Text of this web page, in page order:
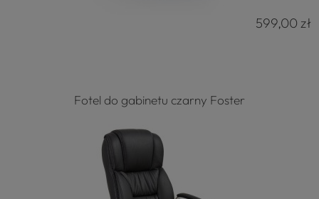
599,00 zł
Fotel do gabinetu czarny Foster